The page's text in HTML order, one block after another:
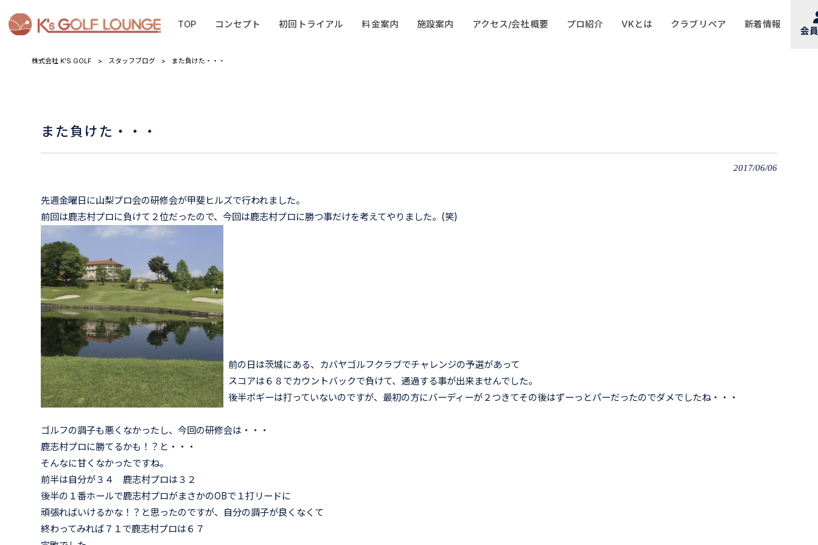
TOP コンセプト 初回トライアル 料金案内 施設案内 アクセス/会社概要 プロ紹介 VKとは クラブリペア 新着情報
会
株式会社 K'S GOLF > スタッフブログ > また負けた・・・
また負けた・・・
2017/06/06
先週金曜日に山梨プロ会の研修会が甲斐ヒルズで行われました。
前回は鹿志村プロに負けて２位だったので、今回は鹿志村プロに勝つ事だけを考えてやりました。(笑)
前の日は茨城にある、カバヤゴルフクラブでチャレンジの予選があって
スコアは６８でカウントバックで負けて、通過する事が出来ませんでした。
後半ボギーは打っていないのですが、最初の方にバーディーが２つきてその後はずーっとパーだったのでダメでしたね・・・
ゴルフの調子も悪くなかったし、今回の研修会は・・・
鹿志村プロに勝てるかも！？と・・・
そんなに甘くなかったですね。
前半は自分が３４ 鹿志村プロは３２
後半の１番ホールで鹿志村プロがまさかのOBで１打リードに
頑張ればいけるかな！？と思ったのですが、自分の調子が良くなくて
終わってみれば７１で鹿志村プロは６７